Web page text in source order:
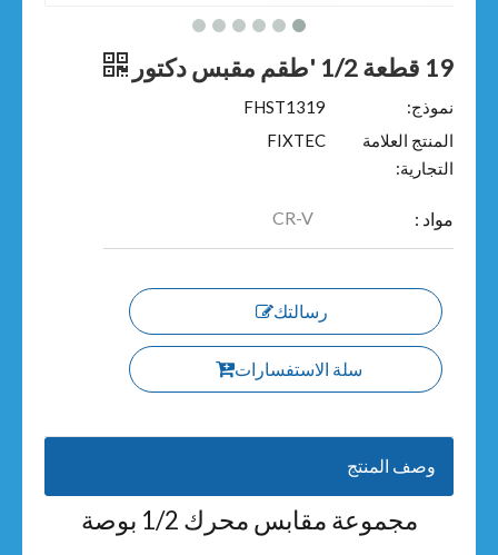
19 قطعة 1/2 'طقم مقبس دكتور
نموذج:
FHST1319
المنتج العلامة
التجارية:
FIXTEC
مواد : CR-V
رسالتك
سلة الاستفسارات
وصف المنتج
مجموعة مقابس محرك 1/2 بوصة